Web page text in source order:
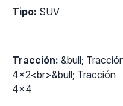
Tipo: SUV
Tracción: &bull;
4x2<br>&bull; Tracción
4x4